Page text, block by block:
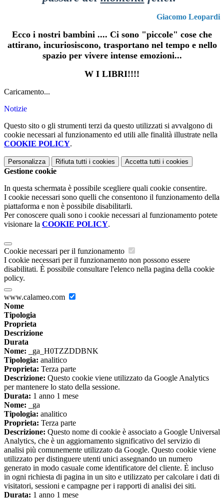
Giacomo Leopardi
Ecco i nostri bambini .... Ci sono "piccole" cose che
attirano, incuriosiscono, trasportano nel tempo e nello
spazio per vivere intense emozioni...
W I LIBRI!!!!
Caricamento...
Notizie
Questo sito o gli strumenti terzi da questo utilizzati si avvalgono di
cookie necessari al funzionamento ed utili alle finalità illustrate nella
COOKIE POLICY.
Personalizza Rifiuta tutti i cookies Accetta tutti i cookies
Gestione cookie
In questa schermata è possibile scegliere quali cookie consentire.
I cookie necessari sono quelli che consentono il funzionamento della
piattaforma e non è possibile disabilitarli.
Per conoscere quali sono i cookie necessari al funzionamento potete
visionare la COOKIE POLICY.
Cookie necessari per il funzionamento
I cookie necessari per il funzionamento non possono essere
disabilitati. È possibile consultare l'elenco nella pagina della cookie
policy.
www.calameo.com
Nome
Tipologia
Proprieta
Descrizione
Durata
Nome: _ga_H0TZZDDBNK
Tipologia: analitico
Proprieta: Terza parte
Descrizione: Questo cookie viene utilizzato da Google Analytics
per mantenere lo stato della sessione.
Durata: 1 anno 1 mese
Nome: _ga
Tipologia: analitico
Proprieta: Terza parte
Descrizione: Questo nome di cookie è associato a Google Universal
Analytics, che è un aggiornamento significativo del servizio di
analisi più comunemente utilizzato da Google. Questo cookie viene
utilizzato per distinguere utenti unici assegnando un numero
generato in modo casuale come identificatore del cliente. È incluso
in ogni richiesta di pagina in un sito e utilizzato per calcolare i dati di
visitatori, sessioni e campagne per i rapporti di analisi dei siti.
Durata: 1 anno 1 mese